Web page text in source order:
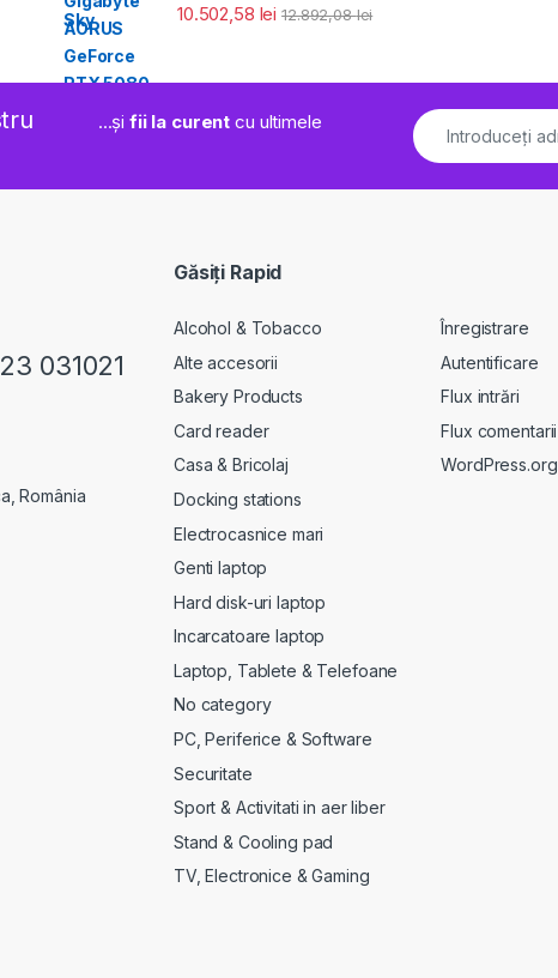
10.502,58 lei 12.892,08lei
...șifii la curent cu ultimele
031021
România
Găsiți Rapid
Alcohol & Tobacco
Alte accesorii
Bakery Products
Card reader
Casa & Bricolaj
Docking stations
Electrocasnice mari
Genti laptop
Hard disk-uri laptop
Incarcatoare laptop
Laptop, Tablete & Telefoane
No category
PC, Periferice & Software
Securitate
Sport & Activitati in aer liber
Stand & Cooling pad
TV, Electronice & Gaming
Înregistrare
Autentificare
Flux intrări
Flux comentarii
WordPress.org